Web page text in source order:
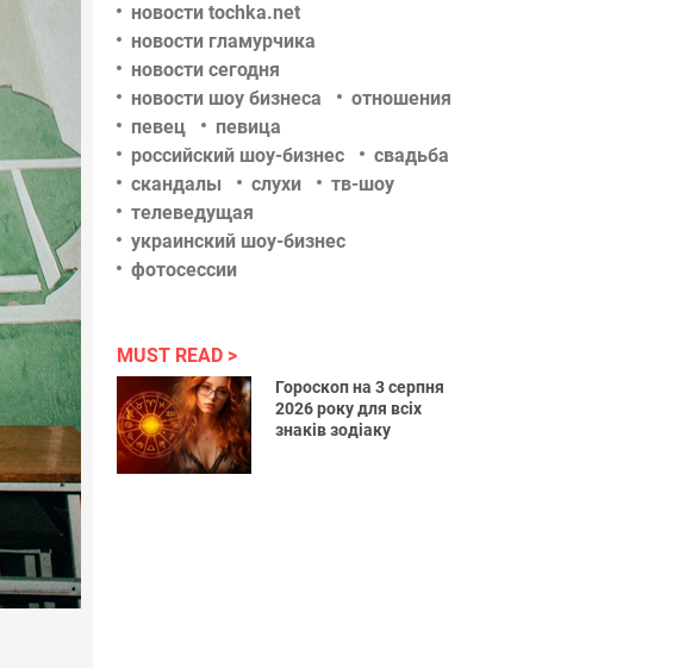
новости tochka.net
новости гламурчика
новости сегодня
новости шоу бизнеса
отношения
певец
певица
российский шоу-бизнес
свадьба
скандалы
слухи
тв-шоу
телеведущая
украинский шоу-бизнес
фотосессии
MUST READ
Гороскоп на 3 серпня
2026 року для всіх
знаків зодіаку